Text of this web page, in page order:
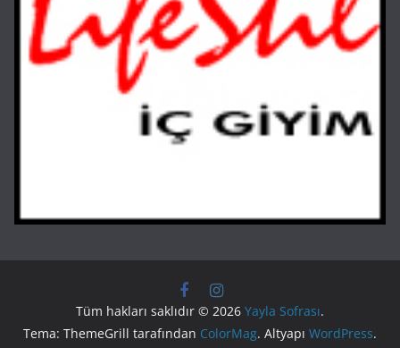
Tüm hakları saklıdır © 2026 Yayla Sofrası.
Tema: ThemeGrill tarafından ColorMag. Altyapı WordPress.